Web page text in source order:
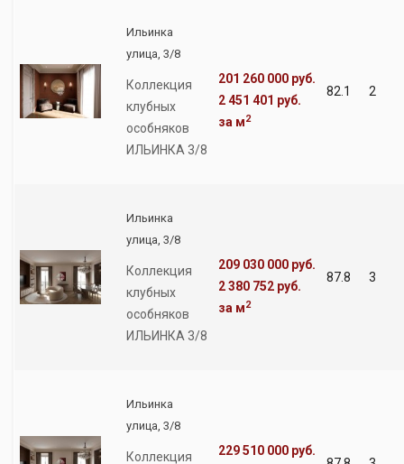
Ильинка
улица, 3/8
Коллекция
клубных
особняков
ИЛЬИНКА 3/8
201 260 000 руб.
2 451 401 руб.
за м2
82.1 2
Ильинка
улица, 3/8
Коллекция
клубных
особняков
ИЛЬИНКА 3/8
209 030 000 руб.
2 380 752 руб.
за м2
87.8 3
Ильинка
улица, 3/8
Коллекция
229 510 000 руб.